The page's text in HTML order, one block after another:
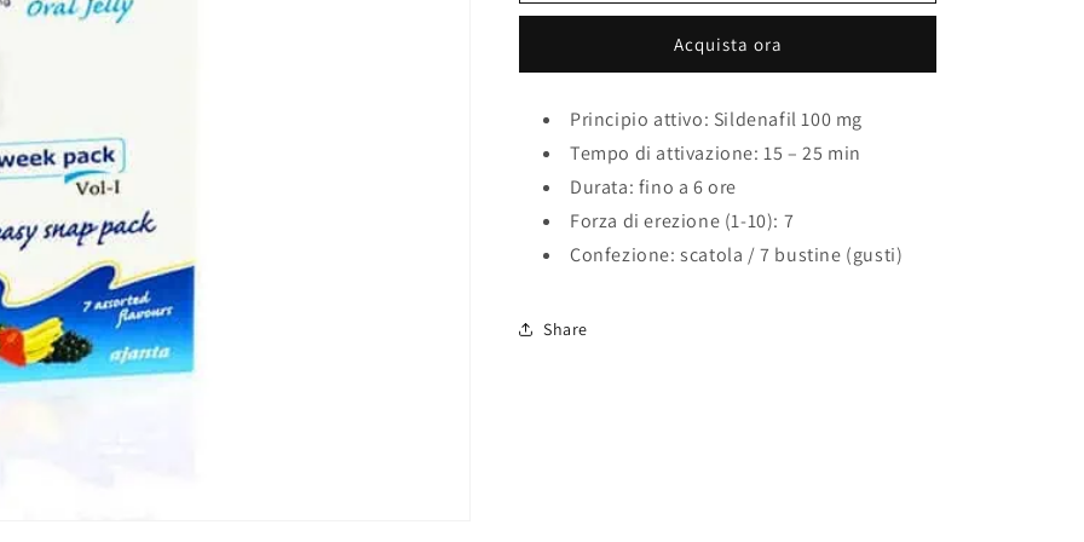
r
a
f
i
c
a
Acquista ora
Principio attivo: Sildenafil 100 mg
Tempo di attivazione: 15 – 25 min
Durata: fino a 6 ore
Forza di erezione (1-10): 7
Confezione: scatola / 7 bustine (gusti)
Share